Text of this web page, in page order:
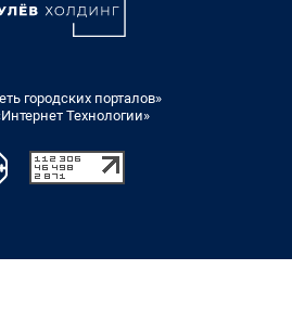
городских порталов»
Технологии»